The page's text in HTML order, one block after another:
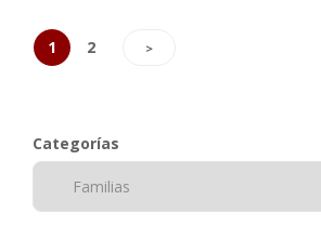
1 2 >
Categorías